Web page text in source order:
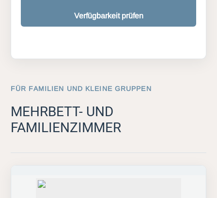
Verfügbarkeit prüfen
FÜR FAMILIEN UND KLEINE GRUPPEN
MEHRBETT- UND
FAMILIENZIMMER